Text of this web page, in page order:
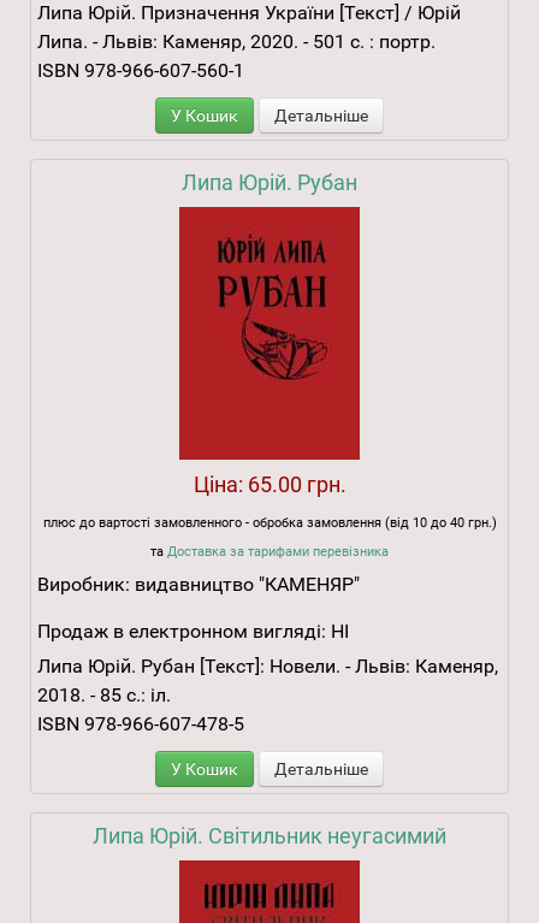
Липа Юрій. Призначення України [Текст] / Юрій
Липа. - Львів: Каменяр, 2020. - 501 с. : портр.
ISBN 978-966-607-560-1
У Кошик Детальніше
Липа Юрій. Рубан
Ціна: 65.00 грн.
плюс до вартості замовленного - обробка замовлення (від 10 до 40 грн.)
та Доставка за тарифами перевізника
Виробник: видавництво "КАМЕНЯР"
Продаж в електронном вигляді: НІ
Липа Юрій. Рубан [Текст]: Новели. - Львів: Каменяр,
2018. - 85 с.: іл.
ISBN 978-966-607-478-5
У Кошик Детальніше
Липа Юрій. Світильник неугасимий